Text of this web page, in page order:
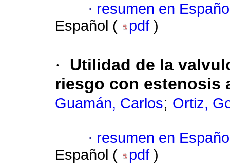
· resumen en
Español (
pdf )
·
Utilidad de la
riesgo con estenosis
Guamán, Carlos; Ortiz,
· resumen en
Español (
pdf )